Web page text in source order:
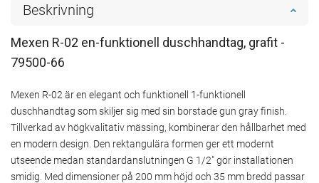
Beskrivning
Mexen R-02 en-funktionell duschhandtag, grafit -
79500-66
Mexen R-02 är en elegant och funktionell 1-funktionell
duschhandtag som skiljer sig med sin borstade gun gray finish.
Tillverkad av högkvalitativ mässing, kombinerar den hållbarhet med
en modern design. Den rektangulära formen ger ett modernt
utseende medan standardanslutningen G 1/2" gör installationen
smidig. Med dimensioner på 200 mm höjd och 35 mm bredd passar